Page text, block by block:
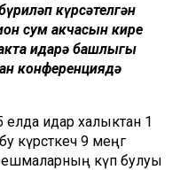
күрсәтелгән
сум акчасын кире
идарә башлыгы
конференциядә
елда идарә халыктан 1
күрсәткеч 9 меңгә
күп булуы